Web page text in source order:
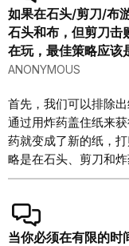
如果在石头/剪刀/布
石头和布，但剪刀击
在玩，最佳策略应该
ANONYMOUS
首先，我们可以排除
通过用炸药盖住纸来
药就变成了新的纸，
略是在石头、剪刀和
当你必须在有限的时